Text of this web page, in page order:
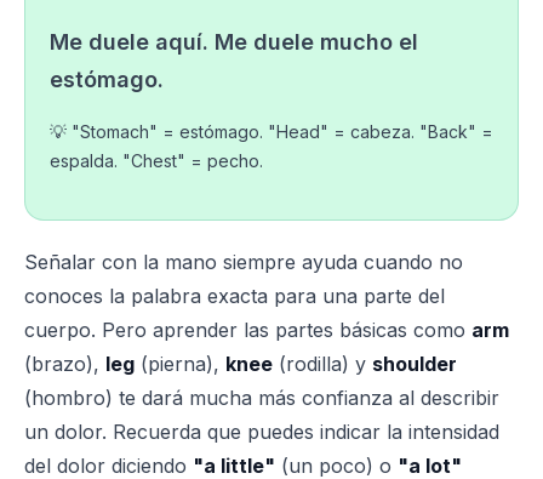
Me duele aquí. Me duele mucho el
estómago.
💡 "Stomach" = estómago. "Head" = cabeza. "Back" =
espalda. "Chest" = pecho.
Señalar con la mano siempre ayuda cuando no
conoces la palabra exacta para una parte del
cuerpo. Pero aprender las partes básicas como arm
(brazo), leg (pierna), knee (rodilla) y shoulder
(hombro) te dará mucha más confianza al describir
un dolor. Recuerda que puedes indicar la intensidad
del dolor diciendo "a little" (un poco) o "a lot"